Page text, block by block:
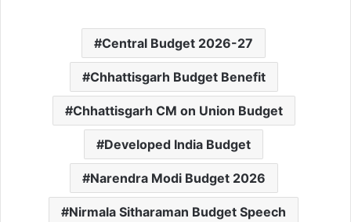
Central Budget 2026-27
Chhattisgarh Budget Benefit
Chhattisgarh CM on Union Budget
Developed India Budget
Narendra Modi Budget 2026
Nirmala Sitharaman Budget Speech